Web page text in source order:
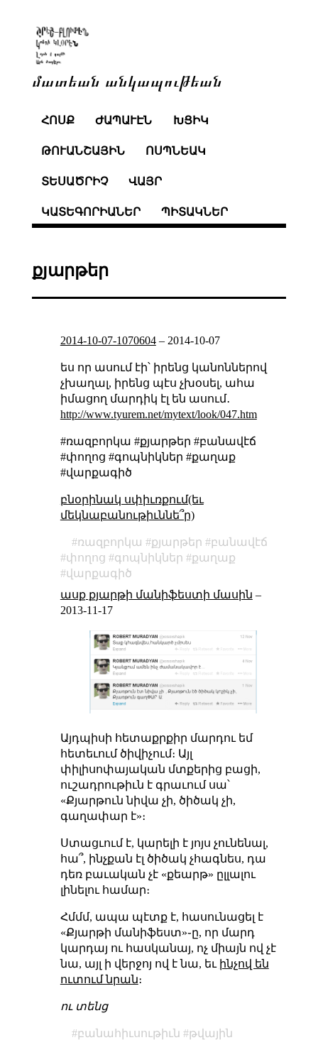
մատեան անկապութեան
ՀՈՍՔ ԺԱՊԱՒԷՆ ԽՑԻԿ
ԹՈՒԱՆՇԱՅԻՆ ՈՍՊՆԵԱԿ
ՏԵՍԱԾՐԻՉ ՎԱՅՐ
ԿԱՏԵԳՈՐԻԱՆԵՐ ՊԻՏԱԿՆԵՐ
քյարթեր
2014-10-07-1070604– 2014-10-07
ես որ ասում էի՝ իրենց կանոններով
չխաղալ, իրենց պէս չխօսել, ահա
իմացող մարդիկ էլ են ասում․
http://www.tyurem.net/mytext/look/047.htm
#ռազբորկա #քյարթեր #բանավէճ
#փողոց #գոպնիկներ #քաղաք
#վարքագիծ
բնօրինակ սփիւռքում(եւ
մեկնաբանութիւննե՞ր)
ռազբորկա քյարթեր
բանավէճ
փողոց
գոպնիկներ
քաղաք
վարքագիծ
ասք քյարթի մանիֆեստի մասին –
2013-11-17
Այդպիսի հետաքրքիր մարդու եմ
հետեւում ծիվիչում։ Այլ
փիլիսոփայական մտքերից բացի,
ուշադրութիւն է գրաւում սա՝
«Քյարթուն նիվա չի, ծիծակ չի,
գաղափար է»։
Ստացւում է, կարելի է յոյս չունենալ,
հա՞, ինչքան էլ ծիծակ չհագնես, դա
դեռ բաւական չէ «քեարթ» ըլլալու
լինելու համար։
Հմմմ, ապա պէտք է, հասունացել է
«Քյարթի մանիֆեստ»֊ը, որ մարդ
կարդայ ու հասկանայ, ոչ միայն ով չէ
նա, այլ ի վերջոյ ով է նա, եւ ինչով են
ուտում նրան։
ու տենց
բանահիւսութիւն
թվային